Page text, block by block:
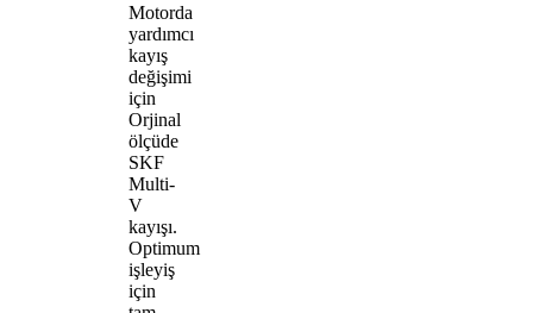
Motorda
yardımcı
kayış
değişimi
için
Orjinal
ölçüde
SKF
Multi-
V
kayışı.
Optimum
işleyiş
için